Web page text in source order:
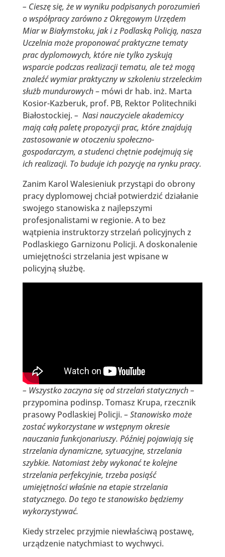
– Cieszę się, że w wyniku podpisanych porozumień
o współpracy zarówno z Okręgowym Urzędem
Miar w Białymstoku, jak i z Podlaską Policją, nasza
Uczelnia może proponować praktyczne tematy
prac dyplomowych, które nie tylko zyskują
wsparcie podczas realizacji tematu, ale też mogą
znaleźć wymiar praktyczny w szkoleniu strzeleckim
służb mundurowych– mówi dr hab. inż. Marta
Kosior-Kazberuk, prof. PB, Rektor Politechniki
Białostockiej. – Nasi nauczyciele akademiccy
mają całą paletę propozycji prac, które znajdują
zastosowanie w otoczeniu społeczno-
gospodarczym, a studenci chętnie podejmują się
ich realizacji. To buduje ich pozycję na rynku pracy.
Zanim Karol Walesieniuk przystąpi do obrony
pracy dyplomowej chciał potwierdzić działanie
swojego stanowiska z najlepszymi
profesjonalistami w regionie. A to bez
wątpienia instruktorzy strzelań policyjnych z
Podlaskiego Garnizonu Policji. A doskonalenie
umiejętności strzelania jest wpisane w
policyjną służbę.
– Wszystko zaczyna się od strzelań statycznych –
przypomina podinsp. Tomasz Krupa, rzecznik
prasowy Podlaskiej Policji. – Stanowisko może
zostać wykorzystane w wstępnym okresie
nauczania funkcjonariuszy. Później pojawiają się
strzelania dynamiczne, sytuacyjne, strzelania
szybkie. Natomiast żeby wykonać te kolejne
strzelania perfekcyjnie, trzeba posiąść
umiejętności właśnie na etapie strzelania
statycznego. Do tego te stanowisko będziemy
wykorzystywać.
Kiedy strzelec przyjmie niewłaściwą postawę,
urządzenie natychmiast to wychwyci.